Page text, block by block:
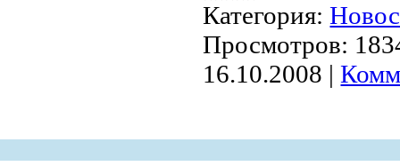
Категория:
Просмотров:
16.10.2008 |